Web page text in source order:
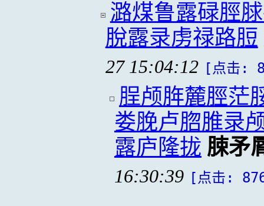
潞煤鲁露碌脛
脫露录虏禄路脰
27 15:04:12 [点击:
脭颅脌麓脛茫
娄脕卢脗脽录
露庐隆拢 脨矛
16:30:39 [点击: